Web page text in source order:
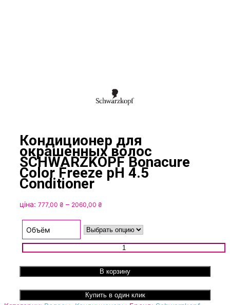
Кондиционер для
окрашенных волос
SCHWARZKOPF Bonacure
Color Freeze pH 4.5
Conditioner
ціна: 777,00 ₴ – 2060,00 ₴
777,00 ₴
–
2060,00 ₴
Объём
Количество товара Кондиционер для окрашенных волос
В корзину
Купить в один клик